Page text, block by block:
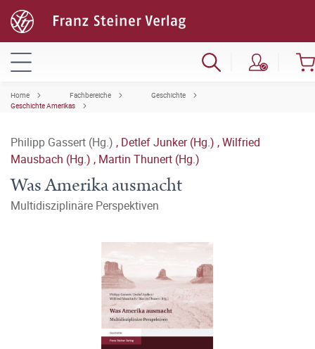
Home Fachbereiche
Geschichte
Geschichte Amerikas
Philipp Gassert (Hg.) , Detlef Junker (Hg.) ,Wilfried
Mausbach (Hg.) , Martin Thunert (Hg.)
Was Amerika ausmacht
Multidisziplinäre Perspektiven